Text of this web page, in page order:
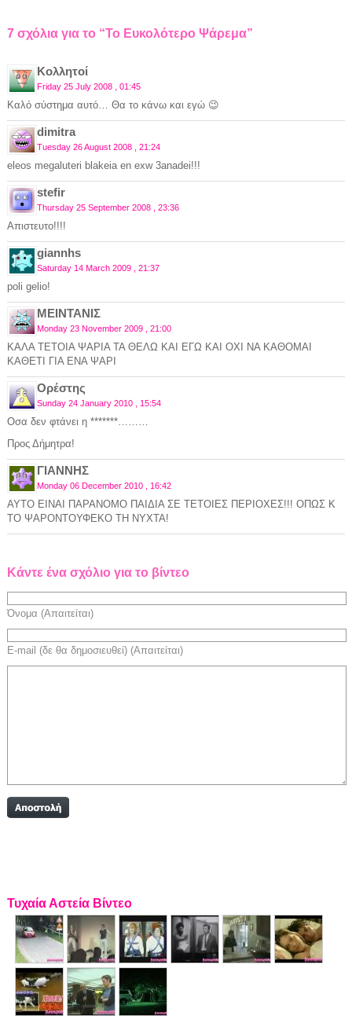
7 σχόλια για το “Το Ευκολότερο Ψάρεμα”
Κολλητοί
Friday 25 July 2008 , 01:45
Καλό σύστημα αυτό… Θα το κάνω και εγώ 😉
dimitra
Tuesday 26 August 2008 , 21:24
eleos megaluteri blakeia en exw 3anadei!!!
stefir
Thursday 25 September 2008 , 23:36
Απιστευτο!!!!
giannhs
Saturday 14 March 2009 , 21:37
poli gelio!
ΜΕΙΝΤΑΝΙΣ
Monday 23 November 2009 , 21:00
ΚΑΛΑ ΤΕΤΟΙΑ ΨΑΡΙΑ ΤΑ ΘΕΛΩ ΚΑΙ ΕΓΩ ΚΑΙ ΟΧΙ ΝΑ ΚΑΘΟΜΑΙ
ΚΑΘΕΤΙ ΓΙΑ ΕΝΑ ΨΑΡΙ
Ορέστης
Sunday 24 January 2010 , 15:54
Οσα δεν φτάνει η *******………
Προς Δήμητρα!
ΓΙΑΝΝΗΣ
Monday 06 December 2010 , 16:42
AYTO EINAI ΠΑΡΑΝΟΜΟ ΠΑΙΔΙΑ ΣΕ ΤΕΤΟΙΕΣ ΠΕΡΙΟΧΕΣ!!! ΟΠΩΣ Κ
ΤΟ ΨΑΡΟΝΤΟΥΦΕΚΟ ΤΗ ΝΥΧΤΑ!
Κάντε ένα σχόλιο για το βίντεο
Όνομα (Απαιτείται)
E-mail (δε θα δημοσιευθεί) (Απαιτείται)
Τυχαία Αστεία Βίντεο